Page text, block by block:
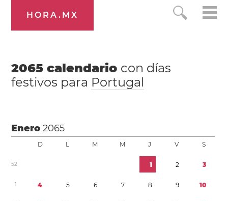
HORA.MX
2065 calendario con días
festivos para Portugal
Enero2065
D L M M J V S
52 1 2 3
1 4 5 6 7 8 9 10